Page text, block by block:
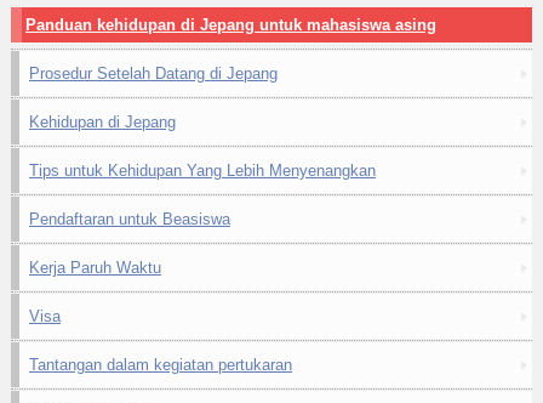
Panduan kehidupan di Jepang untuk mahasiswa asing
Prosedur Setelah Datang di Jepang
Kehidupan di Jepang
Tips untuk Kehidupan Yang Lebih Menyenangkan
Pendaftaran untuk Beasiswa
Kerja Paruh Waktu
Visa
Tantangan dalam kegiatan pertukaran